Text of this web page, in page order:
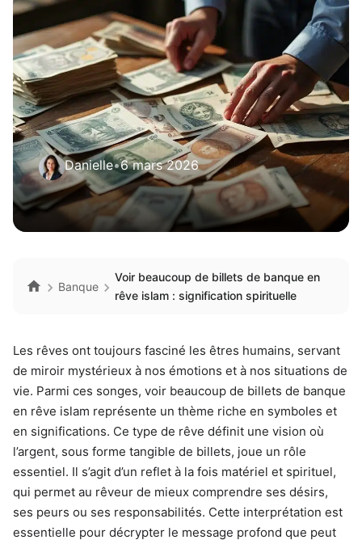
Danielle•6 mars 2026
Banque
Voir beaucoup de billets de banque en
rêve islam : signification spirituelle
Les rêves ont toujours fasciné les êtres humains, servant
de miroir mystérieux à nos émotions et à nos situations de
vie. Parmi ces songes, voir beaucoup de billets de banque
en rêve islam représente un thème riche en symboles et
en significations. Ce type de rêve définit une vision où
l’argent, sous forme tangible de billets, joue un rôle
essentiel. Il s’agit d’un reflet à la fois matériel et spirituel,
qui permet au rêveur de mieux comprendre ses désirs,
ses peurs ou ses responsabilités. Cette interprétation est
essentielle pour décrypter le message profond que peut